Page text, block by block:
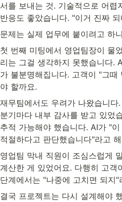
서를 보내는 것. 기술적으로 어렵
반응도 좋았습니다. "이거 진짜
문제는 실제 업무에 붙이려고 하
첫 번째 미팅에서 영업팀장이 물
리는 그걸 생각하지 못했습니다.
가 불분명해집니다. 고객이 "그
야 할까요.
재무팀에서도 우려가 나왔습니
분기마다 내부 감사를 받고 있었
추적 가능해야 했습니다. AI가 "
적절하다고 판단했습니다"라고
영업팀 막내 직원이 조심스럽게
계산한 게 있었어요. 다행히 고객
단계에서는 "나중에 고치면 되지
결국 프로젝트는 다시 설계해야